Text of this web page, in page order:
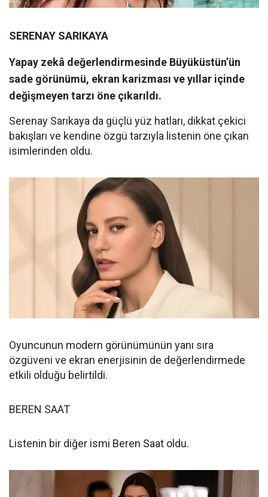
SERENAY SARIKAYA
Yapay zekâ değerlendirmesinde Büyüküstün’ün
sade görünümü, ekran karizması ve yıllar içinde
değişmeyen tarzı öne çıkarıldı.
Serenay Sarıkaya da güçlü yüz hatları, dikkat çekici
bakışları ve kendine özgü tarzıyla listenin öne çıkan
isimlerinden oldu.
Oyuncunun modern görünümünün yanı sıra
özgüveni ve ekran enerjisinin de değerlendirmede
etkili olduğu belirtildi.
BEREN SAAT
Listenin bir diğer ismi Beren Saat oldu.